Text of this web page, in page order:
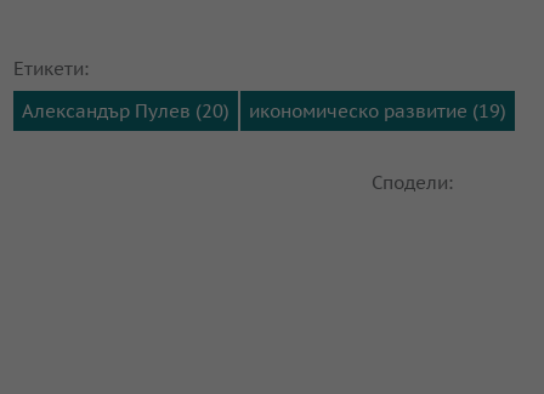
Етикети:
Александър Пулев (20)
икономическо развитие (19)
Сподели: